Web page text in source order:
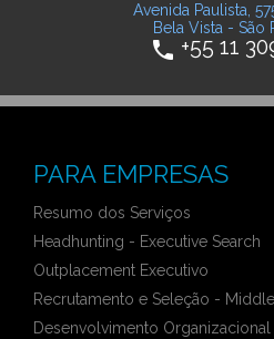
Avenida Paulista,
Bela Vista - São
phone +55 11
PARA EMPRESAS
Resumo dos Serviços
Headhunting - Executive Search
Outplacement Executivo
Recrutamento e Seleção -
Desenvolvimento Organizacional